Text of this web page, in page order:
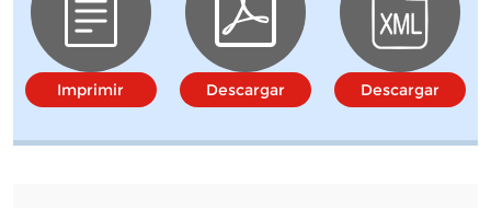
Imprimir Descargar Descargar